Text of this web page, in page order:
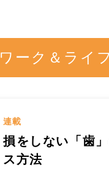
ワーク＆ライフ
連載
損をしない「歯
ス方法